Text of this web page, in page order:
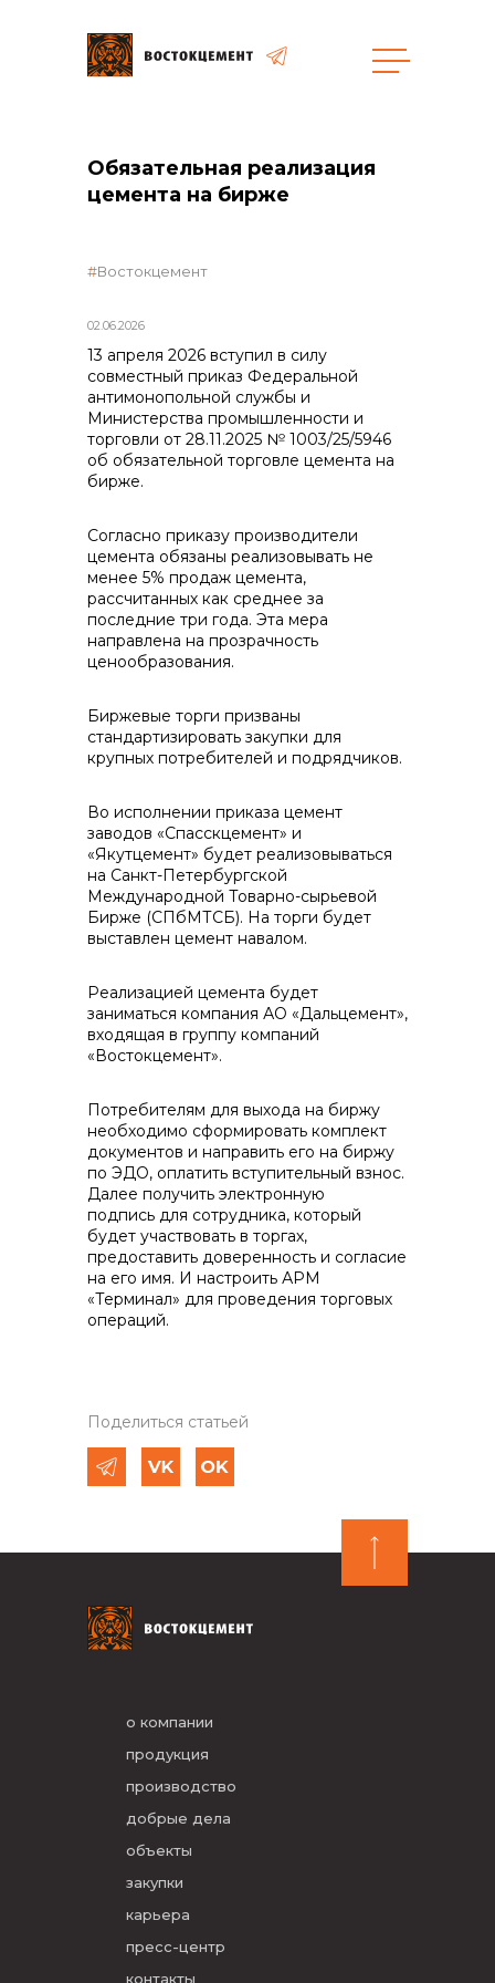
объявленные закупки
реализация неликвидов
Контакты
info@vostokcement.ru
Обязательная реализация
цемента на бирже
02.06.2026
Востокцемент
13 апреля 2026 вступил в силу
совместный приказ Федеральной
антимонопольной службы и
Министерства промышленности и
торговли от 28.11.2025 № 1003/25/5946
об обязательной торговле цемента на
бирже.
Согласно приказу производители
цемента обязаны реализовывать не
менее 5% продаж цемента,
рассчитанных как среднее за
последние три года. Эта мера
направлена на прозрачность
ценообразования.
Биржевые торги призваны
стандартизировать закупки для
крупных потребителей и подрядчиков.
Во исполнении приказа цемент
заводов «Спасскцемент» и
«Якутцемент» будет реализовываться
на Санкт-Петербургской
Международной Товарно-сырьевой
Бирже (СПбМТСБ). На торги будет
выставлен цемент навалом.
Реализацией цемента будет
заниматься компания АО «Дальцемент»,
входящая в группу компаний
«Востокцемент».
Потребителям для выхода на биржу
необходимо сформировать комплект
документов и направить его на биржу
по ЭДО, оплатить вступительный взнос.
Далее получить электронную
подпись для сотрудника, который
будет участвовать в торгах,
предоставить доверенность и согласие
на его имя. И настроить АРМ
«Терминал» для проведения торговых
операций.
Поделиться статьей
о компании
продукция
производство
добрые дела
объекты
закупки
карьера
пресс-центр
контакты